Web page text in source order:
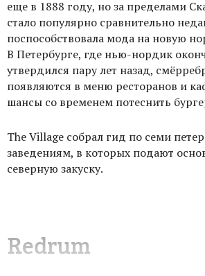
еще в 1888 году, но за пределами
стало популярно сравнительно
поспособствовала мода на новую
В Петербурге, где нью-нордик
утвердился пару лет назад,
появляются в меню ресторанов и
шансы со временем потеснить
The Village собрал гид по семи
заведениям, в которых подают
северную закуску.
Redrum